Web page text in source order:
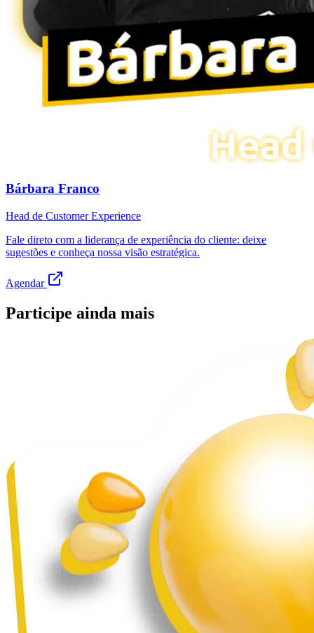
Bárbara Franco
Head de Customer Experience
Fale direto com a liderança de experiência do cliente: deixe
sugestões e conheça nossa visão estratégica.
Agendar
Participe ainda mais